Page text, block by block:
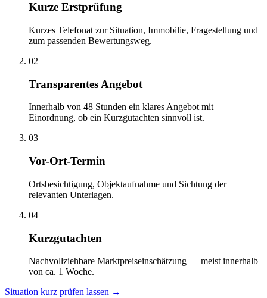
Kurze Erstprüfung
Kurzes Telefonat zur Situation, Immobilie, Fragestellung und
zum passenden Bewertungsweg.
02
Transparentes Angebot
Innerhalb von 48 Stunden ein klares Angebot mit
Einordnung, ob ein Kurzgutachten sinnvoll ist.
03
Vor-Ort-Termin
Ortsbesichtigung, Objektaufnahme und Sichtung der
relevanten Unterlagen.
04
Kurzgutachten
Nachvollziehbare Marktpreiseinschätzung — meist innerhalb
von ca. 1 Woche.
Situation kurz prüfen lassen →